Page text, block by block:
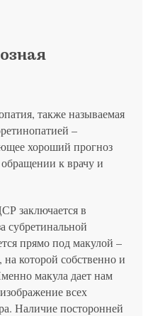
также называемая
–
хороший прогноз
к врачу и
заключается в
субретинальной
прямо под макулой –
которой собственно и
макула дает нам
всех
Наличие посторонней
у профессора
Е.И.
29
в соответствии с ФЗ от
для целей, определенных